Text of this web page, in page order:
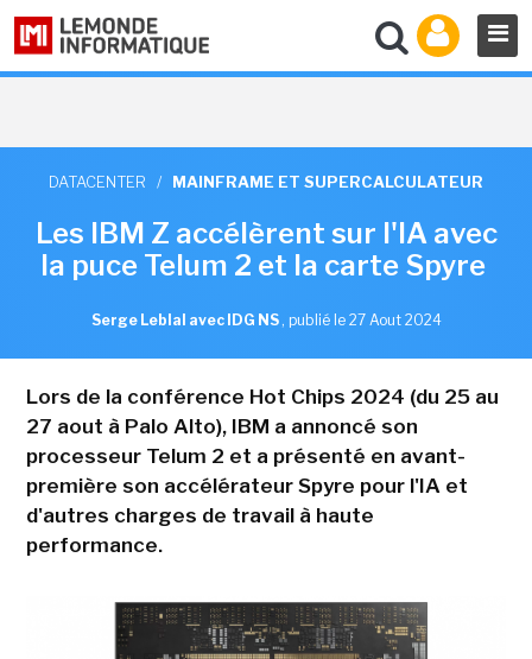
DATACENTER / MAINFRAME ET SUPERCALCULATEUR
Les IBM Z accélèrent sur l'IA avec
la puce Telum 2 et la carte Spyre
Serge Leblal avec IDG NS , publié le 27 Aout 2024
Lors de la conférence Hot Chips 2024 (du 25 au
27 aout à Palo Alto), IBM a annoncé son
processeur Telum 2 et a présenté en avant-
première son accélérateur Spyre pour l'IA et
d'autres charges de travail à haute
performance.